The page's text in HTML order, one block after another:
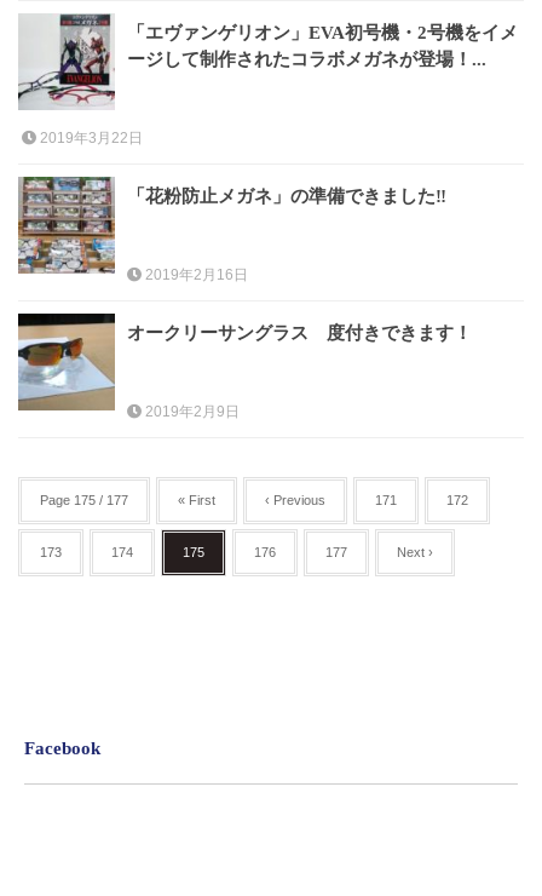
「エヴァンゲリオン」EVA初号機・2号機をイメ
ージして制作されたコラボメガネが登場！...
2019年3月22日
「花粉防止メガネ」の準備できました‼
2019年2月16日
オークリーサングラス 度付きできます！
2019年2月9日
Page 175 / 177 « First ‹ Previous 171 172
173 174 175 176 177 Next ›
Facebook